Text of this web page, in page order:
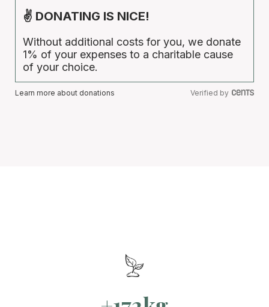
✌ DONATING IS NICE!
Without additional costs for you, we donate
1% of your expenses to a charitable cause
of your choice.
Learn more about donations Verified by